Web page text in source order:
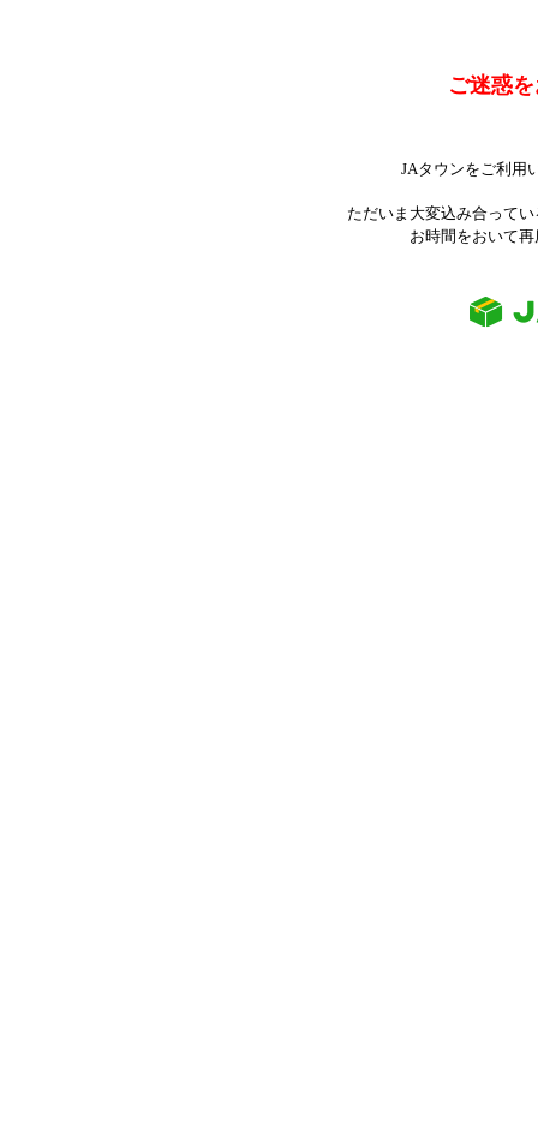
ご迷惑
JAタウンをご利用
ただいま大変込み合って
お時間をおいて